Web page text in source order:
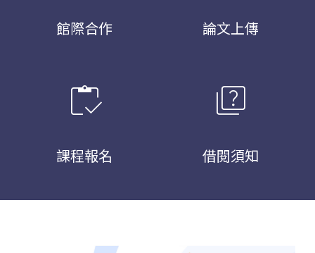
館際合作 論文上傳
inventory
課程報名
quiz
借閱須知